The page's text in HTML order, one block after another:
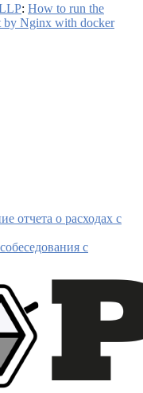
: How to run the
by Nginx with docker
отчета о расходах с
с